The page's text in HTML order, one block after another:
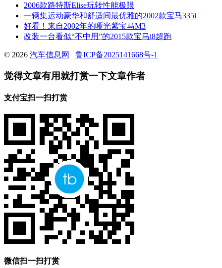
2006款路特斯Elise玩转性能极限
一辆集运动豪华和舒适间最优雅的2002款宝马335i
好看！来自2002年的哑光紫宝马M3
改装一台看似“不中用”的2015款宝马i8超跑
© 2026 汽车信息网 鲁ICP备2025141668号-1
觉得文章有用就打赏一下文章作者
支付宝扫一扫打赏
微信扫一扫打赏